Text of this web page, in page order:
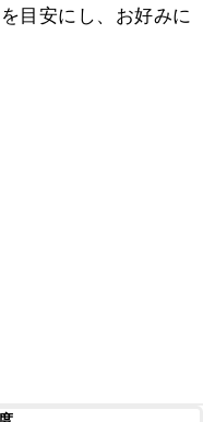
目安にし、お好みに